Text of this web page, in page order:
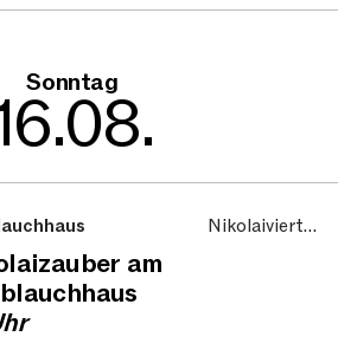
Sonntag
Nikolaiviertel,
am